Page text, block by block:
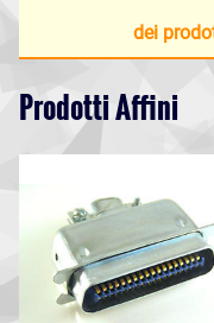
dei
Prodotti Affini